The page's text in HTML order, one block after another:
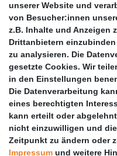
Barrierefreiheit
Anleitungen
Vertrag widerrufen
PARTNER
DHL
GLS
PaketPLUS
unserer Website und
von Besucher:innen
z.B. Inhalte und Anzeigen
Drittanbietern
zu analysieren. Die
gesetzte Cookies. Wir
in den Einstellungen
Die Datenverarbeitung
eines berechtigten
kann erteilt oder
nicht einzuwilligen und
Zeitpunkt zu ändern oder
Impressum und weitere